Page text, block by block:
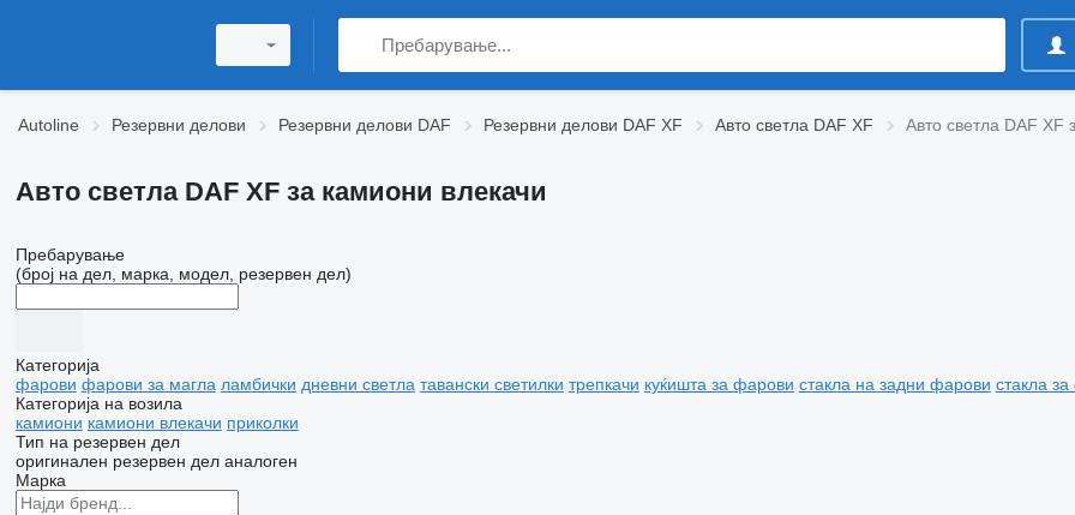
Autoline Резервни делови Резервни делови DAF Резервни делови DAF XF Авто светла DAF XF Авто светла DAF XF
Авто светла DAF XF за камиони влекачи
Пребарување
(број на дел, марка, модел, резервен дел)
Категорија
фарови фарови за магла ламбички дневни светла тавански светилки трепкачи куќишта за фарови стакла на задни фарови стакла
Категорија на возила
камиони камиони влекачи приколки
Тип на резервен дел
оригинален резервен дел аналоген
Марка